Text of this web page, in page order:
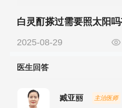
白灵酊搽过需要照太阳
2025-08-29
医生回答
臧亚丽 主治医师